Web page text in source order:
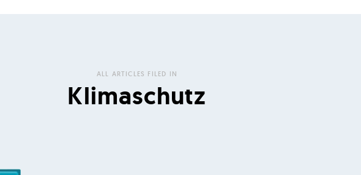
ALL ARTICLES FILED IN
Klimaschutz